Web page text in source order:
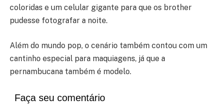
coloridas e um celular gigante para que os brother
pudesse fotografar a noite.
Além do mundo pop, o cenário também contou com um
cantinho especial para maquiagens, já que a
pernambucana também é modelo.
Faça seu comentário